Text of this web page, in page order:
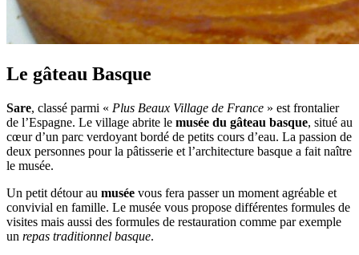
Le gâteau Basque
Sare, classé parmi « Plus Beaux Village de France » est frontalier
de l’Espagne. Le village abrite le musée du gâteau basque, situé au
cœur d’un parc verdoyant bordé de petits cours d’eau. La passion de
deux personnes pour la pâtisserie et l’architecture basque a fait naître
le musée.
Un petit détour au musée vous fera passer un moment agréable et
convivial en famille. Le musée vous propose différentes formules de
visites mais aussi des formules de restauration comme par exemple
un repas traditionnel basque.